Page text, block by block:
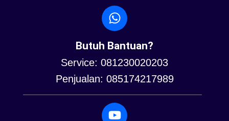
Butuh Bantuan?
Service: 081230020203
Penjualan: 085174217989